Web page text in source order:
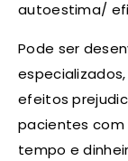
autoestima/
Pode ser
efeitos
pacientes com
tempo e